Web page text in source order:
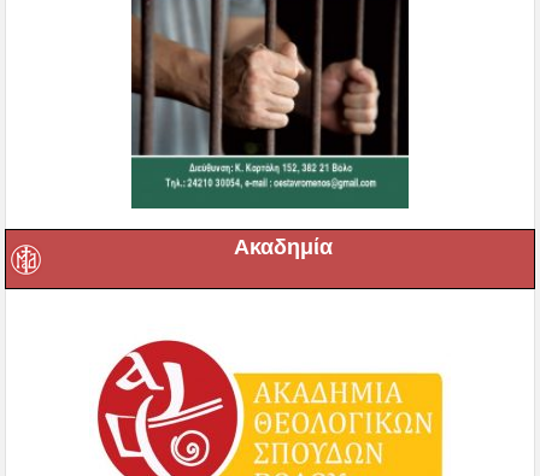
Ακαδημία